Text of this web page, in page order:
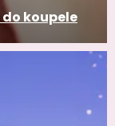
koupele